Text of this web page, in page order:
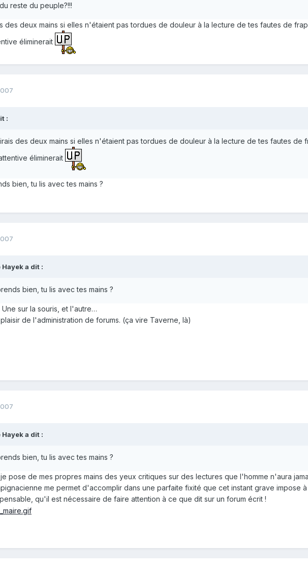
reste du peuple?!!!
des deux mains si elles n'étaient pas tordues de douleur à la lecture de tes fautes de
éliminerait
:
des deux mains si elles n'étaient pas tordues de douleur à la lecture de tes fautes
éliminerait
bien, tu lis avec tes mains ?
Hayek a dit :
bien, tu lis avec tes mains ?
Une sur la souris, et l'autre…
de l'administration de forums. (ça vire Taverne, là)
Hayek a dit :
bien, tu lis avec tes mains ?
je pose de mes propres mains des yeux critiques sur des lectures que l'homme n'aura
me permet d'accomplir dans une parfaite fixité que cet instant grave impose
qu'il est nécessaire de faire attention à ce que dit sur un forum écrit !